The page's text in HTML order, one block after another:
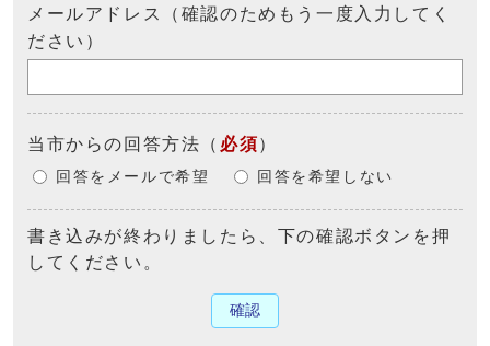
メールアドレス（確認のためもう一度入力してく
ださい）
当市からの回答方法 （ 必須）
回答をメールで希望 回答を希望しない
書き込みが終わりましたら、下の確認ボタンを押
してください。
確認